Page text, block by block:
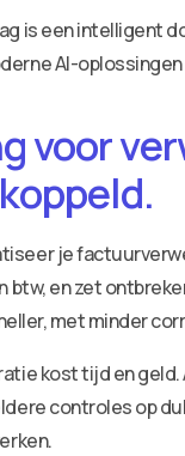
is een intelligent
AI-
voor
je
btw, en zet
met minder
kost tijd en
controles op